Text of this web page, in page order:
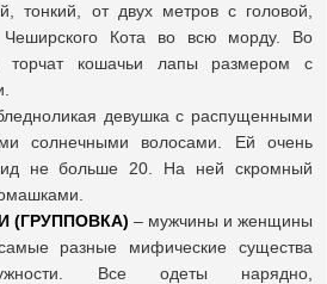
тонкий, от двух метров с головой,
Кота во всю морду. Во
торчат кошачьи лапы размером с
девушка с распущенными
солнечными волосами. Ей очень
не больше 20. На ней скромный
(ГРУППОВКА) – мужчины и женщины
разные мифические существа
Все одеты нарядно,